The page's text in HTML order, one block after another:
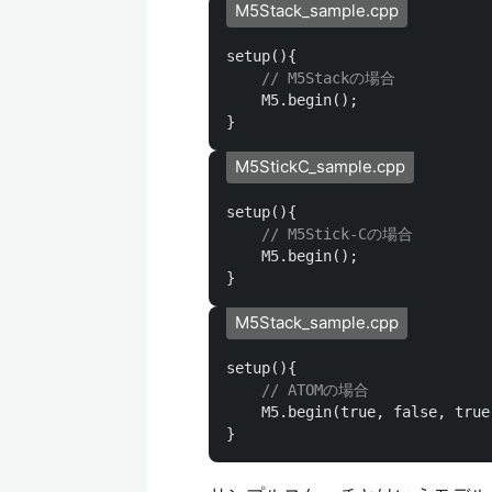
M5Stack_sample.cpp
setup(){
// M5Stackの場合
M5. begin();
}
M5StickC_sample.cpp
setup(){
// M5Stick-Cの場合
M5. begin();
}
M5Stack_sample.cpp
setup(){
// ATOMの場合
M5. begin(true, false, true
}